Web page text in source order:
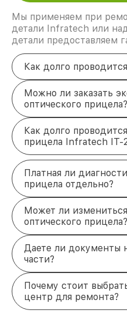
Мы применяем при
детали Infratech или
детали предоставляем
Как долго
Можно ли заказать
оптического прицела?
Как долго
прицела Infratech IT-
Платная ли
прицела отдельно?
Может ли
оптического прицела?
Даете ли документы
части?
Почему стоит
центр для ремонта?